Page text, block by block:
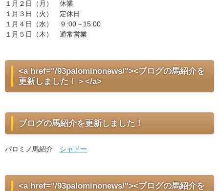
１月２日（月） 休業
１月３日（火） 定休日
１月４日（水） ９:00～15:00
１月５日（木） 通常営業
<a href="/93palominonews/"><ブログの馬紹介を
更新しました！＞</a>
ブログの馬紹介を更新しました！
パロミノ馬紹介 シャドー
<a href="/93palominonews/"><ブログの馬紹介を